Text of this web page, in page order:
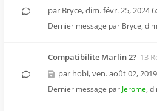
par Bryce,dim. févr. 25, 2024
Dernier message par Bryce,
Compatibilite Marlin 2? 13
par hobi,ven. août 02,
Dernier message par Jerome,